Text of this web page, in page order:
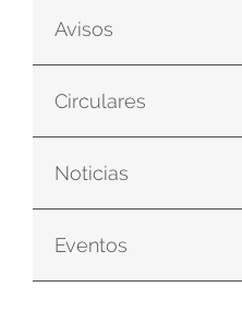
Avisos
Circulares
Noticias
Eventos